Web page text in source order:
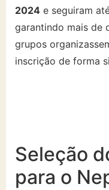
2024 e seguiram
garantindo mais de
grupos
inscrição de forma
Seleção
para o